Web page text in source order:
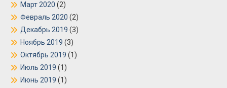
Март 2020 (2)
Февраль 2020 (2)
Декабрь 2019 (3)
Ноябрь 2019 (3)
Октябрь 2019 (1)
Июль 2019 (1)
Июнь 2019 (1)